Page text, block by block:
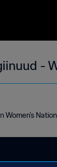
-
Women's